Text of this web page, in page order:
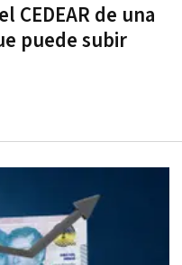
CEDEAR de una
puede subir